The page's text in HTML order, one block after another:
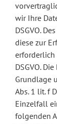
wir Ihre
DSGVO.
diese zur
erforderlich
DSGVO.
Grundlage
Abs. 1 lit. f
Einzelfall
folgenden